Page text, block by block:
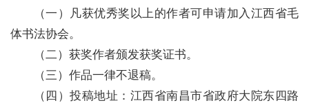
（一）凡获优秀奖以上的作者可申请加入江西省毛
体书法协会。
（二）获奖作者颁发获奖证书。
（三）作品一律不退稿。
（四）投稿地址：江西省南昌市省政府大院东四路